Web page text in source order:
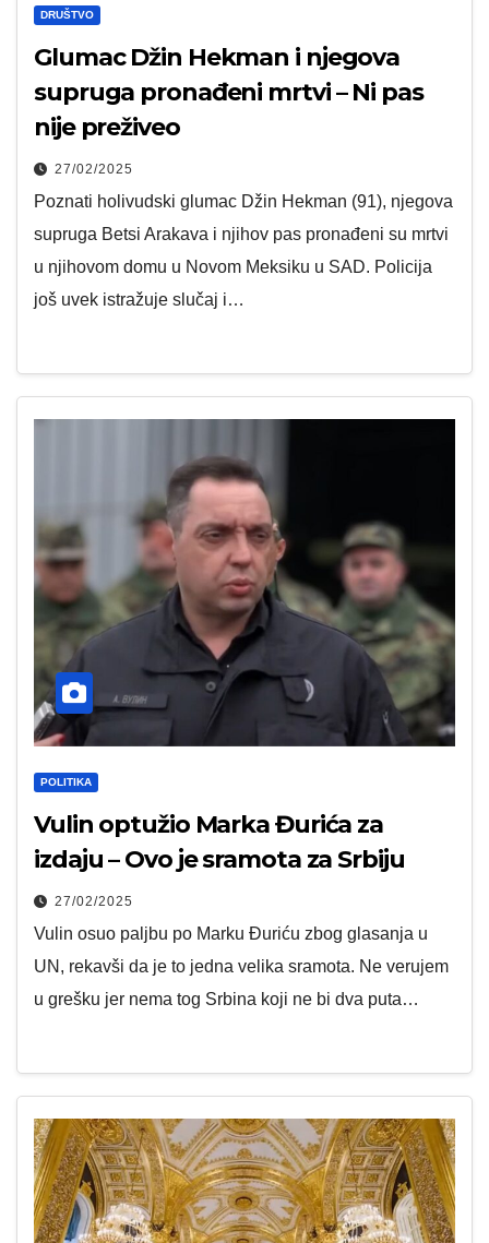
DRUŠTVO
Glumac Džin Hekman i njegova
supruga pronađeni mrtvi – Ni pas
nije preživeo
27/02/2025
Poznati holivudski glumac Džin Hekman (91), njegova
supruga Betsi Arakava i njihov pas pronađeni su mrtvi
u njihovom domu u Novom Meksiku u SAD. Policija
još uvek istražuje slučaj i…
POLITIKA
Vulin optužio Marka Đurića za
izdaju – Ovo je sramota za Srbiju
27/02/2025
Vulin osuo paljbu po Marku Đuriću zbog glasanja u
UN, rekavši da je to jedna velika sramota. Ne verujem
u grešku jer nema tog Srbina koji ne bi dva puta…